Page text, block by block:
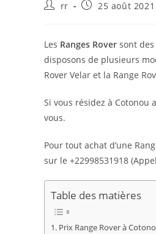
Auteur/autrice
publication :
rr
Publication
25 août 2021
Les Ranges Rover sont
disposons de plusieurs
Rover Velar et la Range
Si vous résidez à
vous.
Pour tout achat d’une
sur le +22998531918
Table des matières
Prix Range Rover à